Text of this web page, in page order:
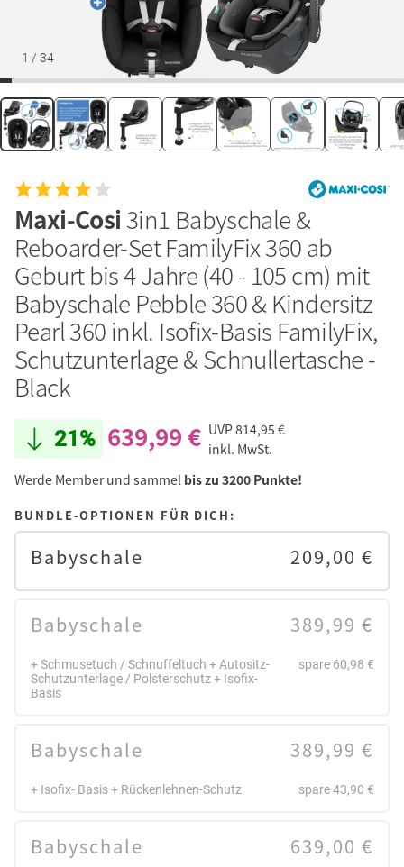
1 / 34
Maxi-Cosi3in1 Babyschale &
Reboarder-Set FamilyFix 360 ab
Geburt bis 4 Jahre (40 - 105 cm) mit
Babyschale Pebble 360 & Kindersitz
Pearl 360 inkl. Isofix-Basis FamilyFix,
Schutzunterlage & Schnullertasche -
Black
21% 639,99 € UVP814,95 €
inkl. MwSt.
Werde Member und sammel bis zu 3200 Punkte!
BUNDLE-OPTIONEN FÜR DICH:
Babyschale 209,00 €
Babyschale
+ Schmusetuch / Schnuffeltuch + Autositz-
Schutzunterlage / Polsterschutz + Isofix-
Basis
389,99 €
spare 60,98 €
Babyschale
+ Isofix- Basis + Rückenlehnen-Schutz
389,99 €
spare 43,90 €
Babyschale 639,00 €